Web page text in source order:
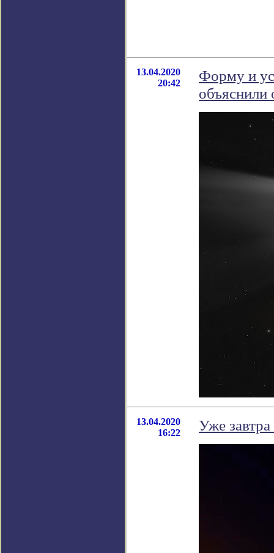
13.04.2020
20:42
Форму и
объяснили
13.04.2020
16:22
Уже